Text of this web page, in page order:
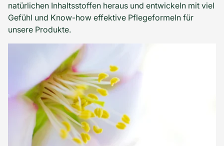
Moon Shell 05: Zarter Nude Ton mit silbernem
Schimmer
Red Ochre 06: Rostrot mit rotem Schimmer
Golden Jade 07: Waldgrün mit goldenem Schimmer
Dazzling Gold 08: Schimmerndes Gold
Vegan
Ohne Silikone
natürlichen Inhaltsstoffen heraus und entwickeln mit viel
Gefühl und Know-how effektive Pflegeformeln für
unsere Produkte.